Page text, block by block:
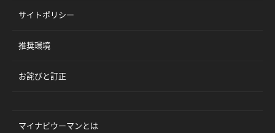
サイトポリシー
推奨環境
お詫びと訂正
マイナビウーマンとは